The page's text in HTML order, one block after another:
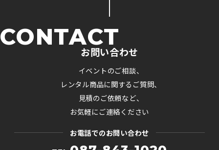
CONTACT
お問い合わせ
イベントのご相談、
レンタル商品に関するご質問、
見積のご依頼など、
お気軽にご連絡ください
お電話でのお問い合わせ